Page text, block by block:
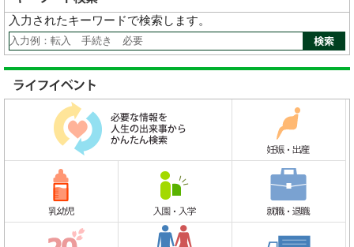
入力されたキーワードで検索します。